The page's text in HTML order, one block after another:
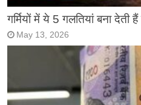
गर्मियों में ये 5 गलतियां बना देती
May 13, 2026